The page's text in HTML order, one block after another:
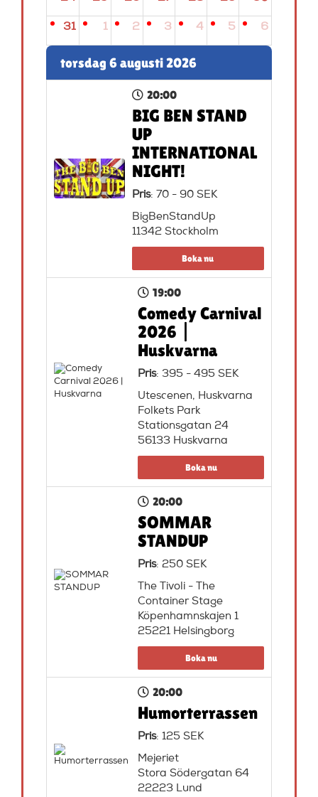
31 1 2 3 4 5 6
torsdag 6 augusti 2026
20:00
BIG BEN STAND
UP
INTERNATIONAL
NIGHT!
Pris: 70 - 90 SEK
BigBenStandUp
11342 Stockholm
Boka nu
19:00
Comedy Carnival
2026 |
Huskvarna
Pris: 395 - 495 SEK
Utescenen, Huskvarna
Folkets Park
Stationsgatan 24
56133 Huskvarna
Boka nu
20:00
SOMMAR
STANDUP
Pris: 250 SEK
The Tivoli - The
Container Stage
Köpenhamnskajen 1
25221 Helsingborg
Boka nu
20:00
Humorterrassen
Pris: 125 SEK
Mejeriet
Stora Södergatan 64
22223 Lund